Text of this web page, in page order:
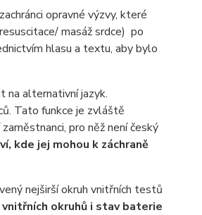
opravné výzvy, které
masáž srdce) po
hlasu a textu, aby bylo
na alternativní jazyk.
Tato funkce je zvláště
pro něž není český
kde jej mohou k záchraně
nejširší okruh vnitřních testů
okruhů i stav baterie